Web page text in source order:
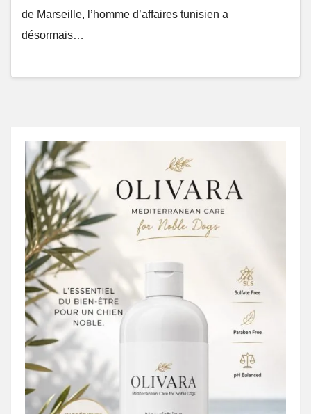
de Marseille, l’homme d’affaires tunisien a
désormais…